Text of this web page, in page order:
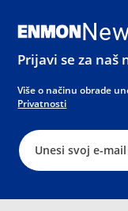
Prijavi se za naš
Više o načinu obrade
Privatnosti